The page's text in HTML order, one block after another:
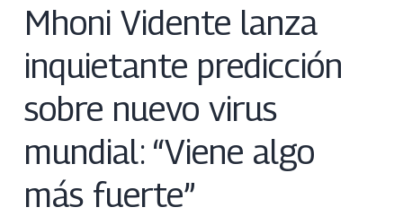
Mhoni Vidente lanza
inquietante predicción
sobre nuevo virus
mundial: “Viene algo
más fuerte”